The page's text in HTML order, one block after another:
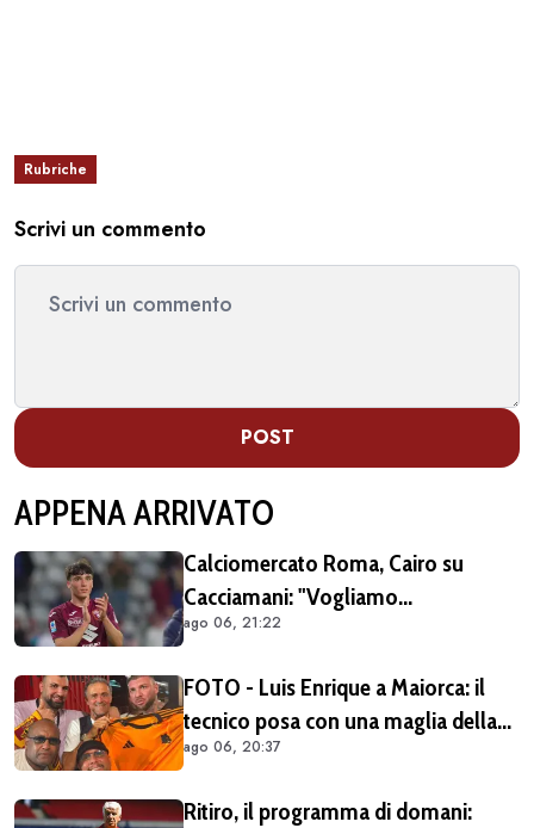
Rubriche
Scrivi un commento
POST
APPENA ARRIVATO
Calciomercato Roma, Cairo su
Cacciamani: "Vogliamo
assolutamente tenerlo"
ago 06, 21:22
FOTO - Luis Enrique a Maiorca: il
tecnico posa con una maglia della
Roma insieme ai tifosi giallorossi
ago 06, 20:37
Ritiro, il programma di domani: